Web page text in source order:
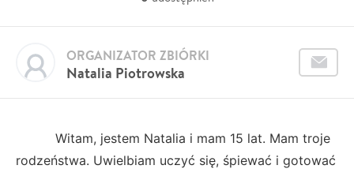
Natalia Piotrowska
ORGANIZATOR ZBIÓRKI
Witam, jestem Natalia i mam 15 lat. Mam troje
rodzeństwa. Uwielbiam uczyć się, śpiewać i gotować